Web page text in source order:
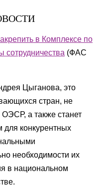
в Комплексе по
(ФАС
Цыганова, это
стран, не
а также станет
для конкурентных
необходимости их
в национальном